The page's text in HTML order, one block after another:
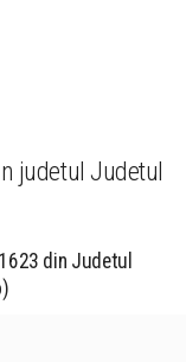
judetul Judetul
din Judetul